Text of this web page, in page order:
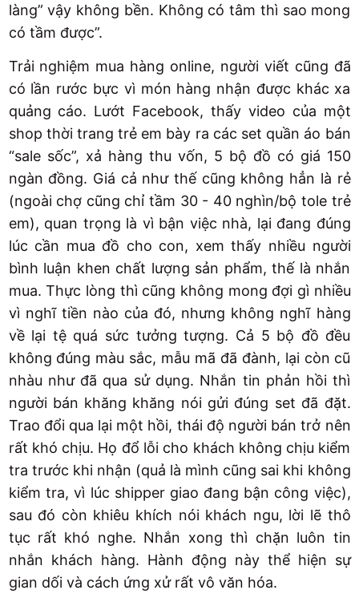
làng” vậy không bền. Không có tâm thì sao mong
có tầm được”.
Trải nghiệm mua hàng online, người viết cũng đã
có lần rước bực vì món hàng nhận được khác xa
quảng cáo. Lướt Facebook, thấy video của một
shop thời trang trẻ em bày ra các set quần áo bán
“sale sốc”, xả hàng thu vốn, 5 bộ đồ có giá 150
ngàn đồng. Giá cả như thế cũng không hẳn là rẻ
(ngoài chợ cũng chỉ tầm 30 - 40 nghìn/bộ tole trẻ
em), quan trọng là vì bận việc nhà, lại đang đúng
lúc cần mua đồ cho con, xem thấy nhiều người
bình luận khen chất lượng sản phẩm, thế là nhắn
mua. Thực lòng thì cũng không mong đợi gì nhiều
vì nghĩ tiền nào của đó, nhưng không nghĩ hàng
về lại tệ quá sức tưởng tượng. Cả 5 bộ đồ đều
không đúng màu sắc, mẫu mã đã đành, lại còn cũ
nhàu như đã qua sử dụng. Nhắn tin phản hồi thì
người bán khăng khăng nói gửi đúng set đã đặt.
Trao đổi qua lại một hồi, thái độ người bán trở nên
rất khó chịu. Họ đổ lỗi cho khách không chịu kiểm
tra trước khi nhận (quả là mình cũng sai khi không
kiểm tra, vì lúc shipper giao đang bận công việc),
sau đó còn khiêu khích nói khách ngu, lời lẽ thô
tục rất khó nghe. Nhắn xong thì chặn luôn tin
nhắn khách hàng. Hành động này thể hiện sự
gian dối và cách ứng xử rất vô văn hóa.